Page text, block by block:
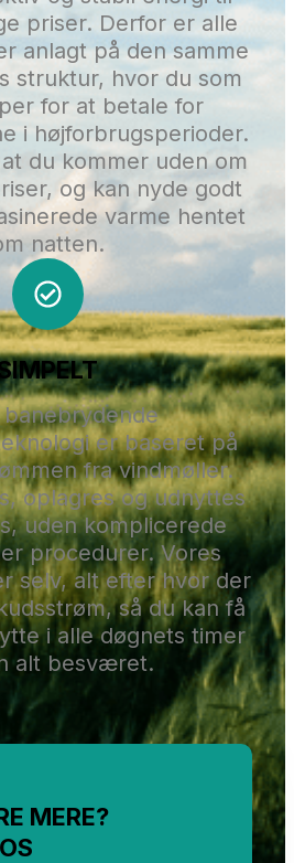
MERE?
priser. Derfor er alle
anlagt på den samme
struktur, hvor du som
for at betale for
i højforbrugsperioder.
du kommer uden om
og kan nyde godt
varme hentet
natten.
er baseret på
fra vindmøller.
oplagres og udnyttes
uden komplicerede
procedurer. Vores
selv, alt efter hvor der
så du kan få
i alle døgnets timer
alt besværet.